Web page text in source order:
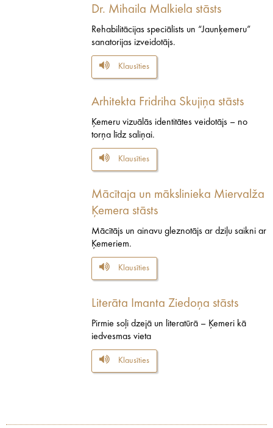
Dr. Mihaila Malkiela stāsts
Rehabilitācijas speciālists un “Jaunķemeru”
sanatorijas izveidotājs.
Klausīties
Arhitekta Fridriha Skujiņa stāsts
Ķemeru vizuālās identitātes veidotājs – no
torņa līdz saliņai.
Klausīties
Mācītaja un mākslinieka Miervalža
Ķemera stāsts
Mācītājs un ainavu gleznotājs ar dziļu saikni ar
Ķemeriem.
Klausīties
Literāta Imanta Ziedoņa stāsts
Pirmie soļi dzejā un literatūrā – Ķemeri kā
iedvesmas vieta
Klausīties